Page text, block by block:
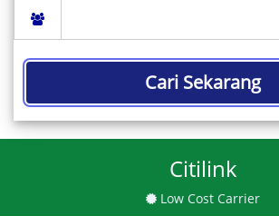
Cari Sekarang
Citilink
Low Cost Carrier